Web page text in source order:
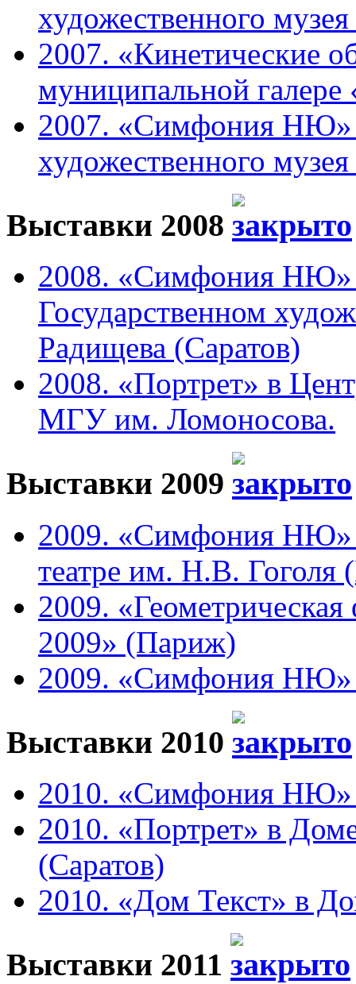
художественного
2007. «Кинетические
муниципальной галере
2007. «Симфония НЮ»
художественного
Выставки 2008
2008. «Симфония НЮ»
Государственном
Радищева (Саратов)
2008. «Портрет» в
МГУ им. Ломоносова.
Выставки 2009
2009. «Симфония НЮ»
театре им. Н.В. Гоголя
2009.
2009» (Париж)
2009. «Симфония НЮ»
Выставки 2010
2010. «Симфония НЮ»
2010. «Портрет» в
(Саратов)
2010. «Дом Текст» в
Выставки 2011